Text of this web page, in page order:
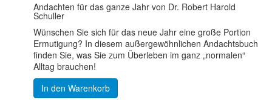
Andachten für das ganze Jahr von Dr. Robert Harold
Schuller
Wünschen Sie sich für das neue Jahr eine große Portion
Ermutigung? In diesem außergewöhnlichen Andachtsbuch
finden Sie, was Sie zum Überleben im ganz „normalen“
Alltag brauchen!
In den Warenkorb